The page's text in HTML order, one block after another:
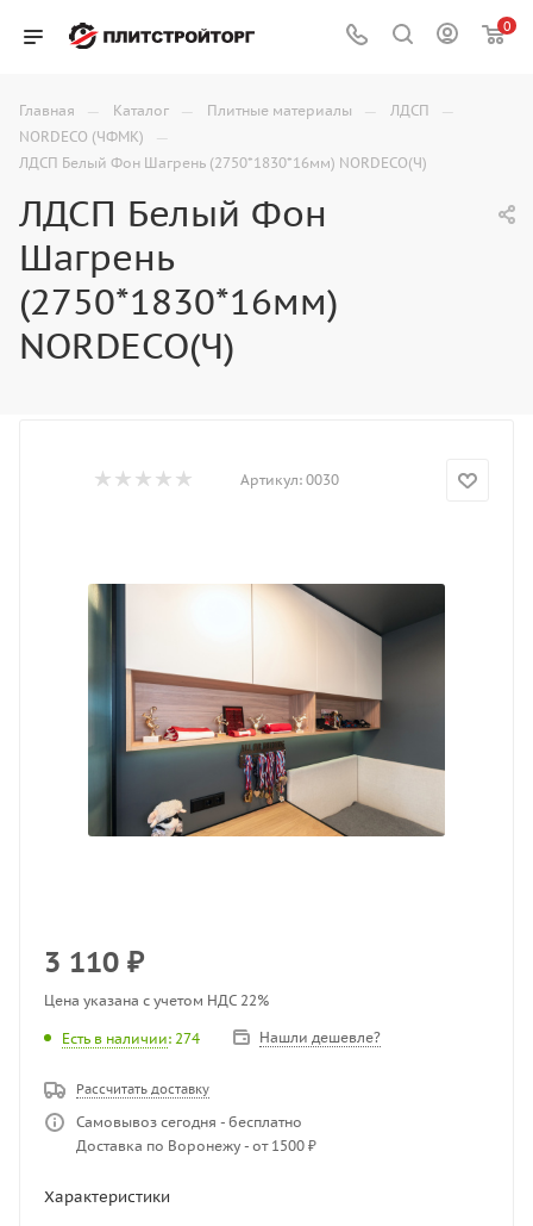
0
Главная — Каталог — Плитные материалы — ЛДСП —
NORDECO (ЧФМК) —
ЛДСП Белый Фон Шагрень (2750*1830*16мм) NORDECO(Ч)
ЛДСП Белый Фон
Шагрень
(2750*1830*16мм)
NORDECO(Ч)
Артикул: 0030
3 110 ₽
Цена указана с учетом НДС 22%
Есть в наличии: 274 Нашли дешевле?
Рассчитать доставку
Самовывоз сегодня - бесплатно
Доставка по Воронежу - от 1500 ₽
Характеристики